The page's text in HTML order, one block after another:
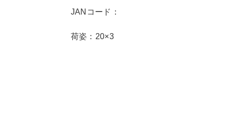
JANコード：
荷姿：20×3